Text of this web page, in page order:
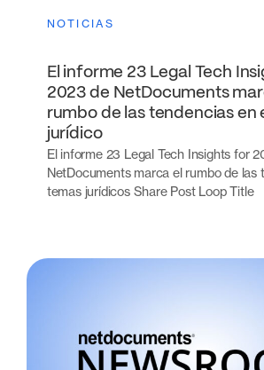
NOTICIAS
El informe 23 Legal Tech
2023 de NetDocuments
rumbo de las tendencias en
jurídico
El informe 23 Legal Tech Insights for
NetDocuments marca el rumbo de las
temas jurídicos Share Post Loop Title